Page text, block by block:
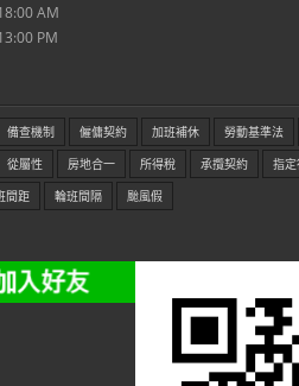
AM
PM
備查機制 僱傭契約 加班補休
勞動基準法
從屬性 房地合一 所得稅 承攬契約
指
間距 輪班間隔 颱風假